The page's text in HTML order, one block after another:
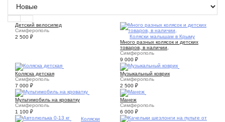
Детский велосипед
Симферополь
2 500 ₽
Коляски малышам в Крыму
Много разных колясок и детских
товаров, в наличии,
Симферополь
9 000 ₽
Коляска детская
Симферополь
7 000 ₽
Музыкальный коврик
Симферополь
2 500 ₽
Мультимобиль на кроватку
Симферополь
1 100 ₽
Манеж
Симферополь
6 000 ₽
Коляски